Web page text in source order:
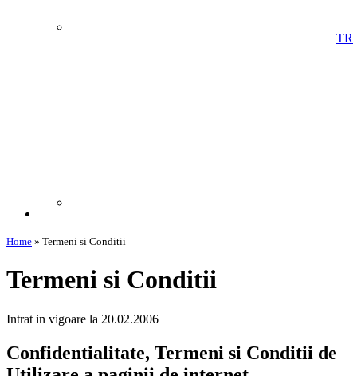
TR
Home » Termeni si Conditii
Termeni si Conditii
Intrat in vigoare la 20.02.2006
Confidentialitate, Termeni si Conditii de